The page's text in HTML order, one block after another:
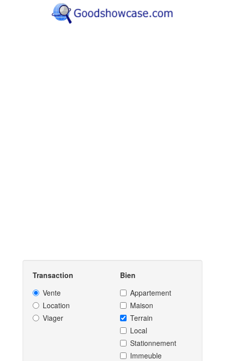
Transaction
Vente
Location
Viager
Bien
Appartement
Maison
Terrain
Local
Stationnement
Immeuble